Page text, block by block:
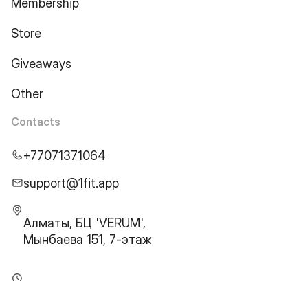
Membership
Store
Giveaways
Other
Contacts
+77071371064
support@1fit.app
Алматы, БЦ 'VERUM',
Мынбаева 151, 7-этаж